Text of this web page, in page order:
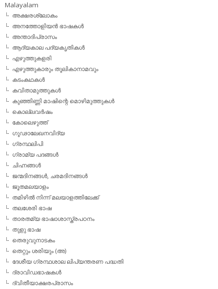
Malayalam
അക്ഷരശ്ലോകം
അനത്തോളിയന്‍ ഭാഷകള്‍
അന്താദിപ്രാസം
ആദ്യകാല പദ്യകൃതികള്‍
എഴുത്തുകളരി
എഴുത്തുകാരും തൂലികാനാമവും
കടംകഥകള്‍
കവിതാമുത്തുകള്‍
കുഞ്ഞിണ്ണി മാഷിന്റെ മൊഴിമുത്തുകള്‍
കൊല്ലവര്‍ഷം
കോലെഴുത്ത്
ഗൂഢാലേഖനവിദ്യ
ഗ്രന്ഥലിപി
ഗ്രാമ്യ പദങ്ങള്‍
ചിഹ്നങ്ങള്‍
ജന്മദിനങ്ങള്‍, ചരമദിനങ്ങള്‍
ജൂതമലയാളം
തമിഴില്‍ നിന്ന് മലയാളത്തിലേക്ക്
തലശേരി ഭാഷ
താരതമ്യ ഭാഷാശാസ്ത്രപഠനം
തുളു ഭാഷ
തെരുവുനാടകം
തെറ്റും ശരിയും (അ)
ദേശീയ ഗ്രന്ഥശാല ലിപ്യന്തരണ പദ്ധതി
ദ്രാവിഡഭാഷകള്‍
ദ്വിതീയാക്ഷരപ്രാസം